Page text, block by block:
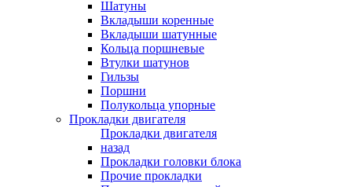
Шатуны
Вкладыши коренные
Вкладыши шатунные
Кольца поршневые
Втулки шатунов
Гильзы
Поршни
Полукольца упорные
Прокладки двигателя
Прокладки двигателя
назад
Прокладки головки блока
Прочие прокладки